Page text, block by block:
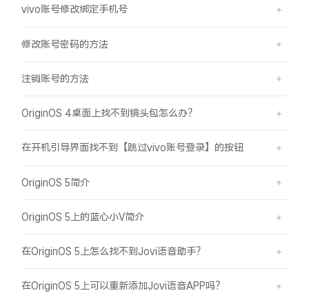
vivo账号修改绑定手机号
修改账号密码的方法
注销账号的方法
OriginOS 4桌面上找不到镜头包怎么办？
在开机引导界面找不到【跳过vivo账号登录】的按钮
OriginOS 5简介
OriginOS 5上的蓝心小V简介
在OriginOS 5上怎么找不到Jovi语音助手？
在OriginOS 5上可以重新添加Jovi语音APP吗？